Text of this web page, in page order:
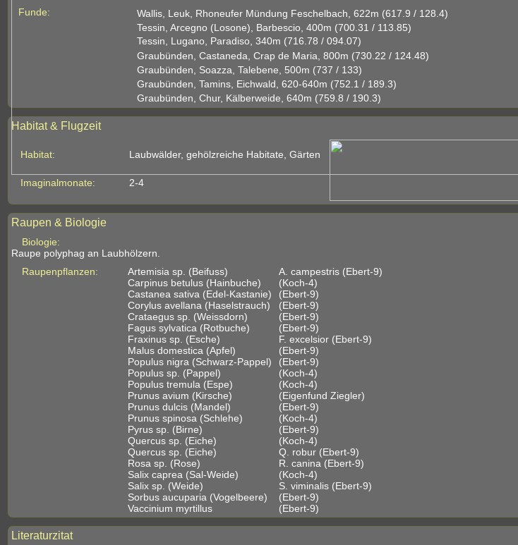
Funde:
Wallis, Leuk, Rhoneufer Mündung Feschelbach, 622m (617.9 / 128.4)
Tessin, Arcegno (Losone), Barbescio, 400m (700.31 / 113.85)
Tessin, Lugano, Paradiso, 340m (716.78 / 094.07)
Graubünden, Castaneda, Crap de Maria, 800m (730.22 / 124.48)
Graubünden, Soazza, Talebene, 500m (737 / 133)
Graubünden, Tamins, Eichwald, 620-640m (752.1 / 189.3)
Graubünden, Chur, Kälberweide, 640m (759.8 / 190.3)
Habitat & Flugzeit
Habitat: Laubwälder, gehölzreiche Habitate, Gärten
Imaginalmonate: 2-4
Raupen & Biologie
Biologie:
Raupe polyphag an Laubhölzern.
Raupenpflanzen:
Artemisia sp. (Beifuss)
A. campestris (Ebert-9)
Carpinus betulus (Hainbuche)
(Koch-4)
Castanea sativa (Edel-Kastanie)
(Ebert-9)
Corylus avellana (Haselstrauch)
(Ebert-9)
Crataegus sp. (Weissdorn)
(Ebert-9)
Fagus sylvatica (Rotbuche)
(Ebert-9)
Fraxinus sp. (Esche)
F. excelsior (Ebert-9)
Malus domestica (Apfel)
(Ebert-9)
Populus nigra (Schwarz-Pappel)
(Ebert-9)
Populus sp. (Pappel)
(Koch-4)
Populus tremula (Espe)
(Koch-4)
Prunus avium (Kirsche)
(Eigenfund Ziegler)
Prunus dulcis (Mandel)
(Ebert-9)
Prunus spinosa (Schlehe)
(Koch-4)
Pyrus sp. (Birne)
(Ebert-9)
Quercus sp. (Eiche)
(Koch-4)
Quercus sp. (Eiche)
Q. robur (Ebert-9)
Rosa sp. (Rose)
R. canina (Ebert-9)
Salix caprea (Sal-Weide)
(Koch-4)
Salix sp. (Weide)
S. viminalis (Ebert-9)
Sorbus aucuparia (Vogelbeere)
(Ebert-9)
Vaccinium myrtillus
(Ebert-9)
Literaturzitat